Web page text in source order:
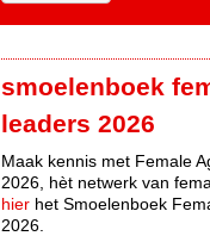
smoelenboek
leaders 2026
Maak kennis met Female
2026, hèt netwerk van
hier het Smoelenboek
2026.